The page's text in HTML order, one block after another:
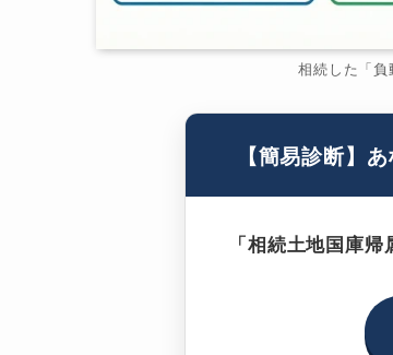
相続した「
【簡易診断】
「相続土地国庫